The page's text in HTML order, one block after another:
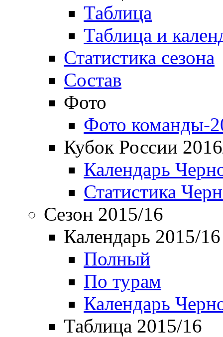
Таблица
Таблица и
Статистика сезона
Состав
Фото
Фото команды-
Кубок России
Календарь
Статистика
Сезон 2015/16
Календарь 2015/16
Полный
По турам
Календарь
Таблица 2015/16